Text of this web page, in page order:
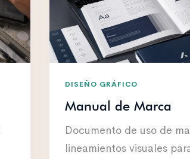
DISEÑO GRÁFICO
Manual de Marca
Documento de uso de
lineamientos visuales